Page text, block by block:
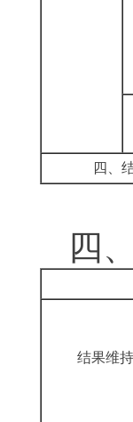
四、
四
结果维持